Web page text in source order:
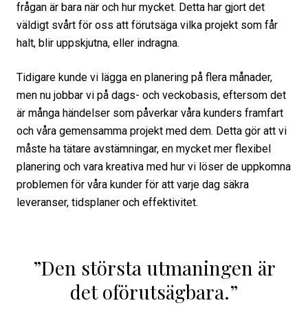
frågan är bara när och hur mycket. Detta har gjort det
väldigt svårt för oss att förutsäga vilka projekt som får
halt, blir uppskjutna, eller indragna.
Tidigare kunde vi lägga en planering på flera månader,
men nu jobbar vi på dags- och veckobasis, eftersom det
är många händelser som påverkar våra kunders framfart
och våra gemensamma projekt med dem. Detta gör att vi
måste ha tätare avstämningar, en mycket mer flexibel
planering och vara kreativa med hur vi löser de uppkomna
problemen för våra kunder för att varje dag säkra
leveranser, tidsplaner och effektivitet.
”Den största utmaningen är
det oförutsägbara.”